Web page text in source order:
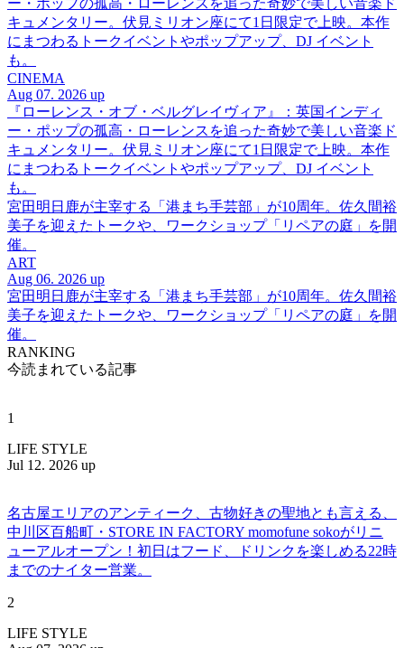
ー・ポップの孤高・ローレンスを追った奇妙で美しい音楽ド
キュメンタリー。伏見ミリオン座にて1日限定で上映。本作
にまつわるトークイベントやポップアップ、DJ イベント
も。
CINEMA
Aug 07. 2026 up
『ローレンス・オブ・ベルグレイヴィア』：英国インディ
ー・ポップの孤高・ローレンスを追った奇妙で美しい音楽ド
キュメンタリー。伏見ミリオン座にて1日限定で上映。本作
にまつわるトークイベントやポップアップ、DJ イベント
も。
宮田明日鹿が主宰する「港まち手芸部」が10周年。佐久間裕
美子を迎えたトークや、ワークショップ「リペアの庭」を開
催。
ART
Aug 06. 2026 up
宮田明日鹿が主宰する「港まち手芸部」が10周年。佐久間裕
美子を迎えたトークや、ワークショップ「リペアの庭」を開
催。
RANKING
今読まれている記事
1
LIFE STYLE
Jul 12. 2026 up
名古屋エリアのアンティーク、古物好きの聖地とも言える、
中川区百船町・STORE IN FACTORY momofune sokoがリニ
ューアルオープン！初日はフード、ドリンクを楽しめる22時
までのナイター営業。
2
LIFE STYLE